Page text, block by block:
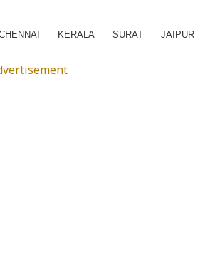
KERALA SURAT JAIPUR